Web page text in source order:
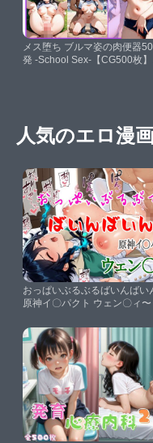
メス堕ち ブルマ姿の肉便器500連
発 -School Sex-【CG500枚】
人気のエロ漫
おっぱいぶるぶるばいんばい
原神イ〇パクト ウェン〇ィ〜